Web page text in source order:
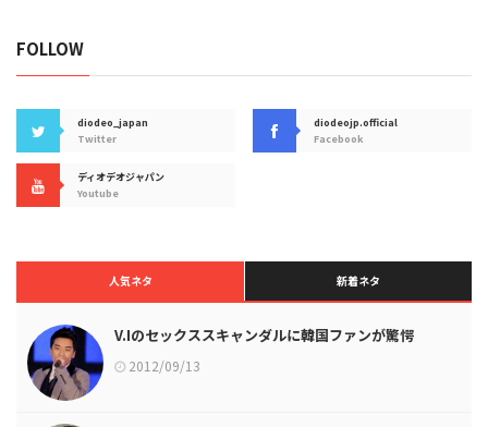
FOLLOW
diodeo_japan
Twitter
diodeojp.official
Facebook
ディオデオジャパン
Youtube
人気ネタ 新着ネタ
V.Iのセックススキャンダルに韓国ファンが驚愕
2012/09/13